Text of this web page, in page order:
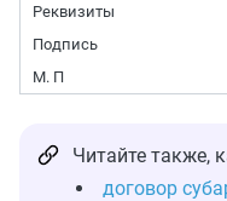
Реквизиты
Подпись
М. П
Читайте также,
договор